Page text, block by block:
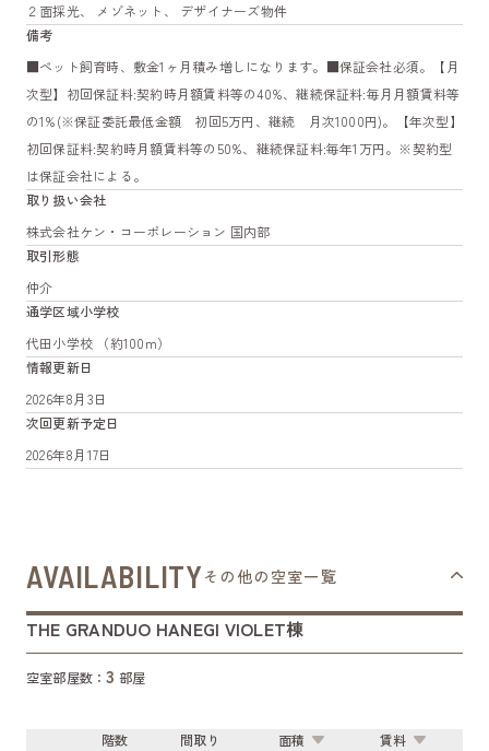
２面採光、 メゾネット、 デザイナーズ物件
備考
■ペット飼育時、敷金1ヶ月積み増しになります。■保証会社必須。【月
次型】初回保証料:契約時月額賃料等の40%、継続保証料:毎月月額賃料等
の1%(※保証委託最低金額 初回5万円、継続 月次1000円)。【年次型】
初回保証料:契約時月額賃料等の50%、継続保証料:毎年1万円。※契約型
は保証会社による。
取り扱い会社
株式会社ケン・コーポレーション 国内部
取引形態
仲介
通学区域小学校
代田小学校 （約100m）
情報更新日
2026年8月3日
次回更新予定日
2026年8月17日
AVAILABILITY その他の空室一覧
THE GRANDUO HANEGI VIOLET棟
空室部屋数：3 部屋
階数 間取り 面積
賃料